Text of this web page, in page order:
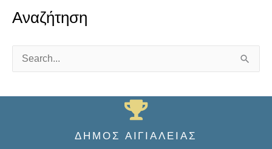
Αναζήτηση
a
ΔΗΜΟΣ ΑΙΓΙΑΛΕΙΑΣ